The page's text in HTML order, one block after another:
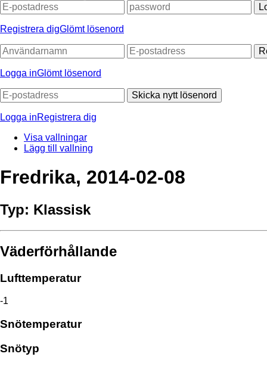
Registrera digGlömt lösenord
Logga inGlömt lösenord
Skicka nytt lösenord
Logga inRegistrera dig
Visa vallningar
Lägg till vallning
Fredrika, 2014-02-08
Typ: Klassisk
Väderförhållande
Lufttemperatur
-1
Snötemperatur
Snötyp